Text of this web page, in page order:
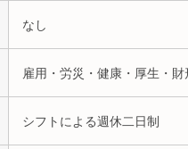
なし
雇用・労災・健康・厚生・
シフトによる週休二日制